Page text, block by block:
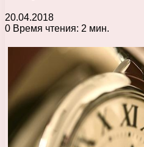
20.04.2018
0 Время чтения: 2 мин.